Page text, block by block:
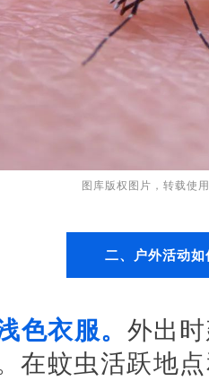
图库版权图片，转载使
二、户外活动
色衣服。 外出
在蚊虫活跃地